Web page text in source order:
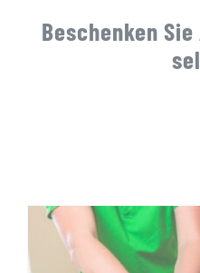
Vertrag widerrufen
Beschenken